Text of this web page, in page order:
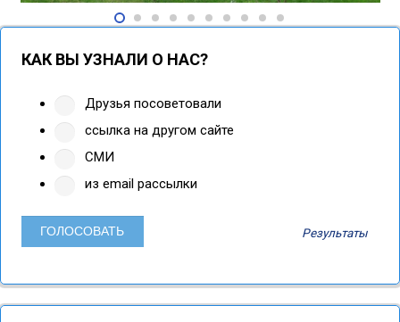
КАК ВЫ УЗНАЛИ О НАС?
Друзья посоветовали
ссылка на другом сайте
СМИ
из email рассылки
Результаты